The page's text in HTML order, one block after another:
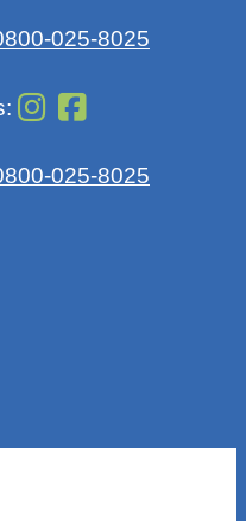
025-8025
025-8025